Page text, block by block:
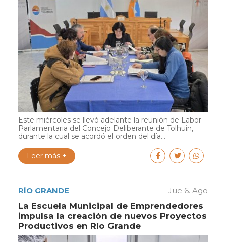
Este miércoles se llevó adelante la reunión de Labor
Parlamentaria del Concejo Deliberante de Tolhuin,
durante la cual se acordó el orden del día...
Leer más +
RÍO GRANDE Jue 6. Ago
La Escuela Municipal de Emprendedores
impulsa la creación de nuevos Proyectos
Productivos en Río Grande